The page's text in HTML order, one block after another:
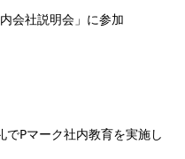
会社説明会」に参加
でPマーク社内教育を実施し